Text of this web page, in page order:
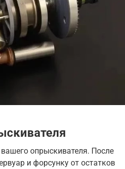
опрыскивателя. После
и форсунку от остатков